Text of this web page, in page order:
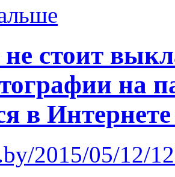
стоит
на
в
2015/05/12/